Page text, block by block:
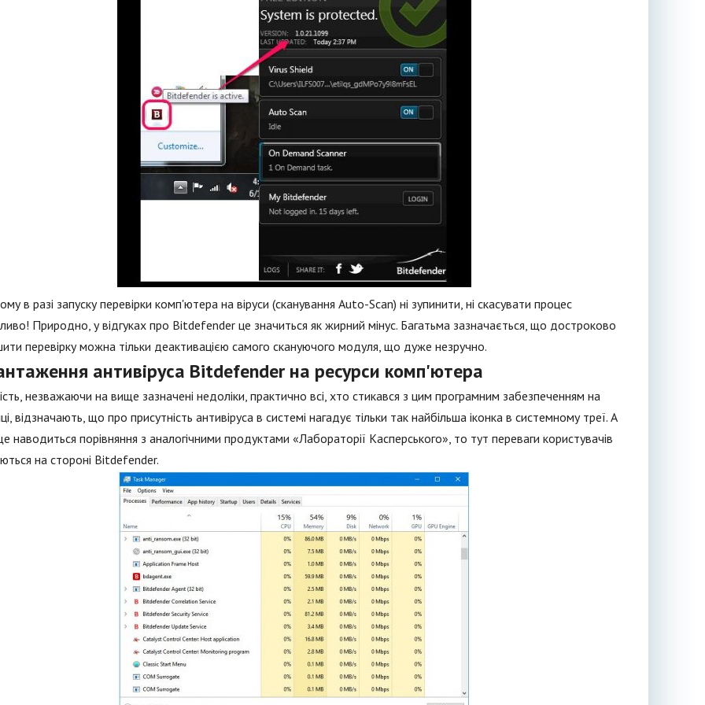
в разі запуску перевірки комп'ютера на віруси (сканування Auto-Scan) ні зупинити, ні скасувати процес
Природно, у відгуках про Bitdefender це значиться як жирний мінус. Багатьма зазначається, що достроково
перевірку можна тільки деактивацією самого скануючого модуля, що дуже незручно.
антивіруса Bitdefender на ресурси комп'ютера
незважаючи на вище зазначені недоліки, практично всі, хто стикався з цим програмним забезпеченням на
відзначають, що про присутність антивіруса в системі нагадує тільки так найбільша іконка в системному треї. А
наводиться порівняння з аналогічними продуктами «Лабораторії Касперського», то тут переваги користувачів
на стороні Bitdefender.